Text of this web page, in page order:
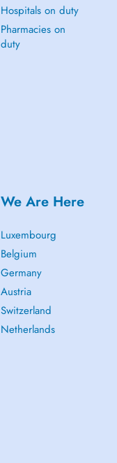
Hospitals on duty
Pharmacies on
duty
We Are Here
Luxembourg
Belgium
Germany
Austria
Switzerland
Netherlands